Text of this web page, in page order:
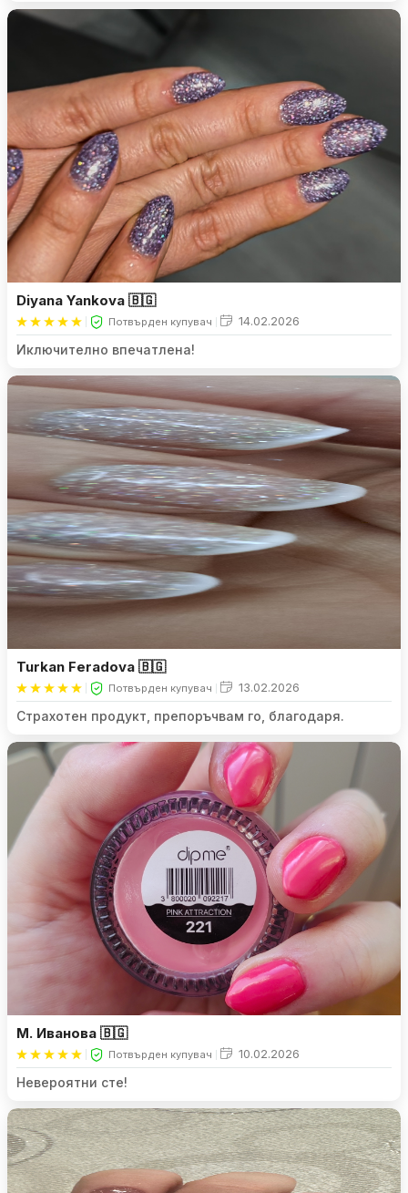
Diyana Yankova 🇧🇬
Потвърден купувач 14.02.2026
Иключително впечатлена!
Turkan Feradova 🇧🇬
Потвърден купувач 13.02.2026
Страхотен продукт, препоръчвам го, благодаря.
М. Иванова 🇧🇬
Потвърден купувач 10.02.2026
Невероятни сте!